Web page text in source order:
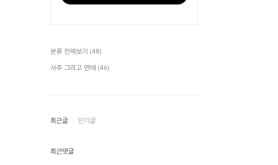
분류 전체보기 (48)
사주 그리고 연애 (46)
최
인
최근글 인기글
최근댓글